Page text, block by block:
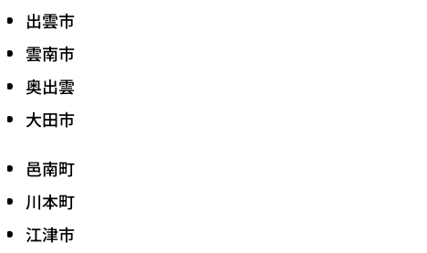
出雲市
雲南市
奥出雲
大田市
邑南町
川本町
江津市